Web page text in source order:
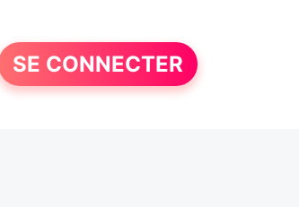
SE CONNECTER